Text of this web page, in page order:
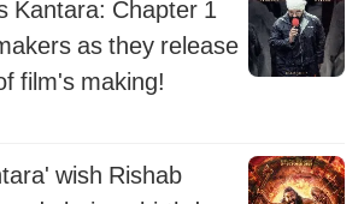
as they release
film's making!
wish Rishab